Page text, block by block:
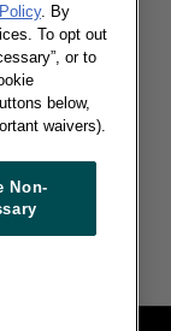
2023年第一
購、C2C電
. By
To opt out
or to
below,
waivers).
Non-